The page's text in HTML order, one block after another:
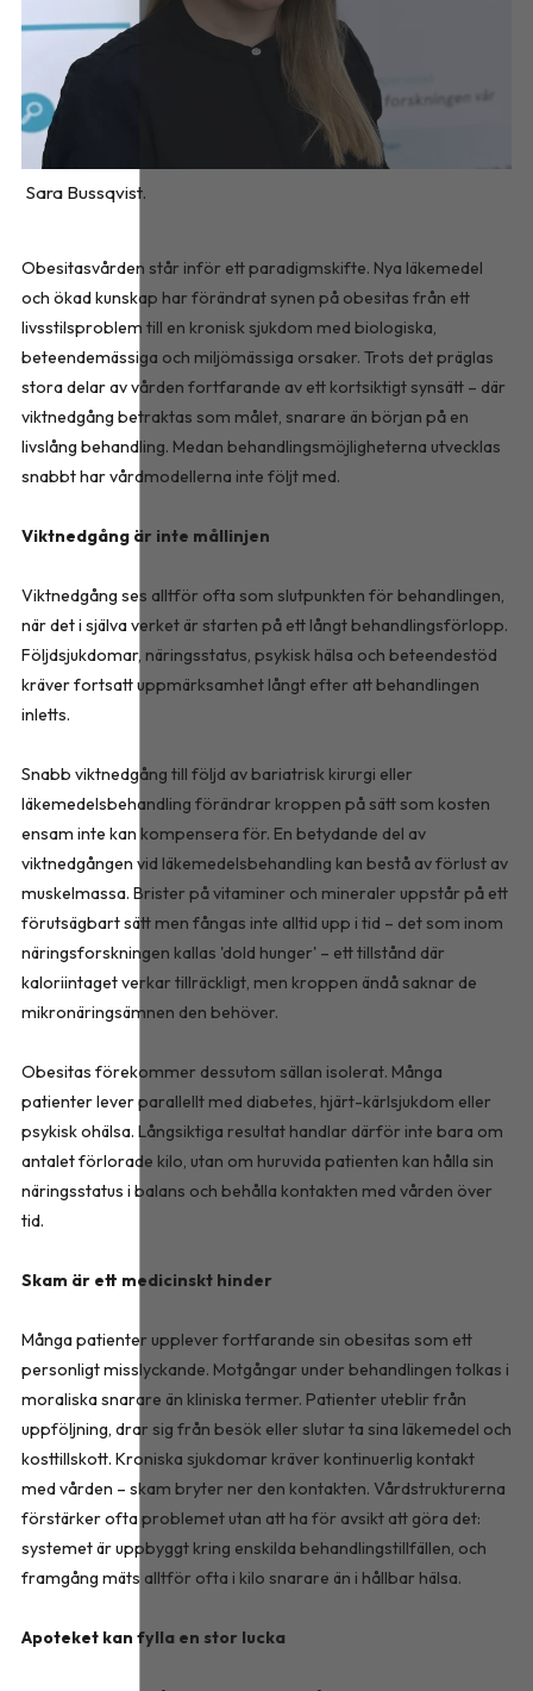
Sara Bussqvist.
Obesitasvården står inför ett paradigmskifte. Nya läkemedel
och ökad kunskap har förändrat synen på obesitas från ett
livsstilsproblem till en kronisk sjukdom med biologiska,
beteendemässiga och miljömässiga orsaker. Trots det präglas
stora delar av vården fortfarande av ett kortsiktigt synsätt – där
viktnedgång betraktas som målet, snarare än början på en
livslång behandling. Medan behandlingsmöjligheterna utvecklas
snabbt har vårdmodellerna inte följt med.
Viktnedgång är inte mållinjen
Viktnedgång ses alltför ofta som slutpunkten för behandlingen,
när det i själva verket är starten på ett långt behandlingsförlopp.
Följdsjukdomar, näringsstatus, psykisk hälsa och beteendestöd
kräver fortsatt uppmärksamhet långt efter att behandlingen
inletts.
Snabb viktnedgång till följd av bariatrisk kirurgi eller
läkemedelsbehandling förändrar kroppen på sätt som kosten
ensam inte kan kompensera för. En betydande del av
viktnedgången vid läkemedelsbehandling kan bestå av förlust av
muskelmassa. Brister på vitaminer och mineraler uppstår på ett
förutsägbart sätt men fångas inte alltid upp i tid – det som inom
näringsforskningen kallas 'dold hunger' – ett tillstånd där
kaloriintaget verkar tillräckligt, men kroppen ändå saknar de
mikronäringsämnen den behöver.
Obesitas förekommer dessutom sällan isolerat. Många
patienter lever parallellt med diabetes, hjärt-kärlsjukdom eller
psykisk ohälsa. Långsiktiga resultat handlar därför inte bara om
antalet förlorade kilo, utan om huruvida patienten kan hålla sin
näringsstatus i balans och behålla kontakten med vården över
tid.
Skam är ett medicinskt hinder
Många patienter upplever fortfarande sin obesitas som ett
personligt misslyckande. Motgångar under behandlingen tolkas i
moraliska snarare än kliniska termer. Patienter uteblir från
uppföljning, drar sig från besök eller slutar ta sina läkemedel och
kosttillskott. Kroniska sjukdomar kräver kontinuerlig kontakt
med vården – skam bryter ner den kontakten. Vårdstrukturerna
förstärker ofta problemet utan att ha för avsikt att göra det:
systemet är uppbyggt kring enskilda behandlingstillfällen, och
framgång mäts alltför ofta i kilo snarare än i hållbar hälsa.
Apoteket kan fylla en stor lucka